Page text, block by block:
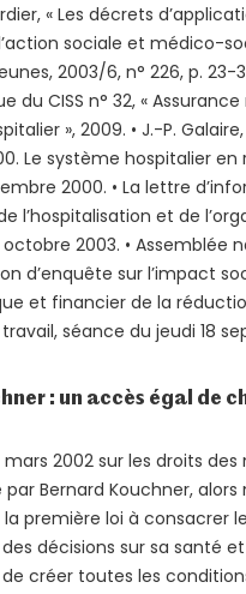
« Les décrets
sociale et médico-
2003/6, n° 226, p. 23-
du CISS n° 32, «
», 2009. • J.-P.
Le système hospitalier en
2000. • La lettre
l’hospitalisation et de
octobre 2003. • Assemblée
d’enquête sur l’impact
et financier de la
séance du jeudi 18
: un accès égal de
mars 2002 sur les droits des
Bernard Kouchner,
la première loi à consacrer
décisions sur sa santé
créer toutes les